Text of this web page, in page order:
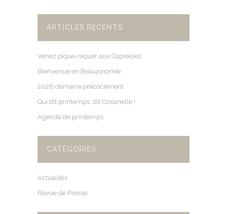
ARTICLES RÉCENTS
Venez pique-niquer aux Capréoles
Bienvenue en Beaujonomie
2026 démarre précocément
Qui dit printemps, dit Cossinelle !
Agenda de printemps
CATÉGORIES
Actualités
Revue de Presse